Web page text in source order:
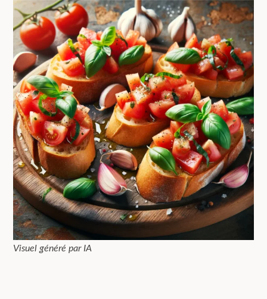
Visuel généré par IA